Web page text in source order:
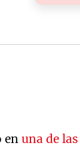
enuna de